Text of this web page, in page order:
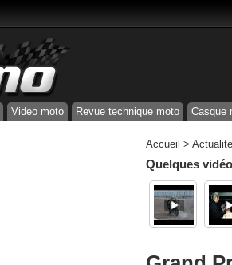
Video moto Revue technique moto Casque
Accueil >
Quelques